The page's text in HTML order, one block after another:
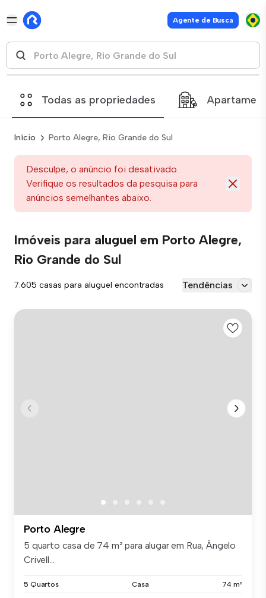
Agente de Busca
Todas as propriedades
Início Porto Alegre, Rio Grande do Sul
Desculpe, o anúncio foi desativado.
Verifique os resultados da pesquisa para
anúncios semelhantes abaixo.
Imóveis para aluguel em Porto Alegre,
Rio Grande do Sul
7.605 casas para aluguel encontradas Tendências
Porto Alegre
5 quarto casa de 74 m² para alugar em Rua, Ângelo
Crivell...
5 Quartos Casa 74 m²